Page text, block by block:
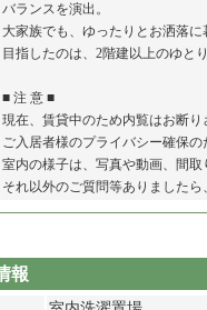
バランスを演出。
大家族でも、ゆったりとお洒落に
目指したのは、2階建以上のゆと
■ 注 意 ■
現在、賃貸中のため内覧はお断り
ご入居者様のプライバシー確保の
室内の様子は、写真や動画、間取
それ以外のご質問等ありましたら
報